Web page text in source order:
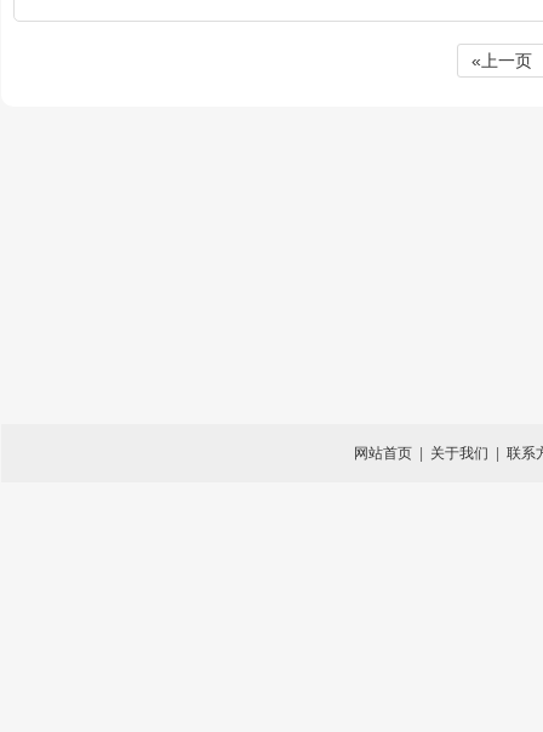
«上一页
网站首页 | 关于我们 | 联系